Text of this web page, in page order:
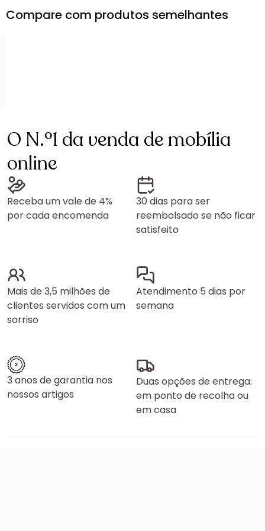
Compare com produtos semelhantes
O N.º1 da venda de mobília
online
Receba um vale de 4%
por cada encomenda
30 dias para ser
reembolsado se não ficar
satisfeito
Mais de 3,5 milhões de
clientes servidos com um
sorriso
Atendimento 5 dias por
semana
3 anos de garantia nos
nossos artigos
Duas opções de entrega:
em ponto de recolha ou
em casa